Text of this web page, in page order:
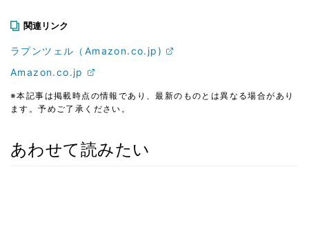
関連リンク
ラプンツェル（Amazon.co.jp)
Amazon.co.jp
※本記事は掲載時点の情報であり、最新のものとは異なる場合があり
ます。予めご了承ください。
あわせて読みたい